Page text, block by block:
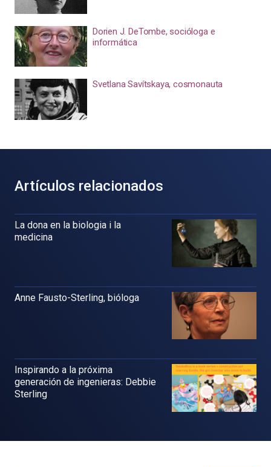
Dorien J. DeTombe, socióloga e
informática
Svetlana Savítskaya, cosmonauta
Artículos relacionados
La dona en la biologia i la
medicina
Anne Fausto-Sterling, bióloga
Inspirando a la próxima
generación de ingenieras: Debbie
Sterling